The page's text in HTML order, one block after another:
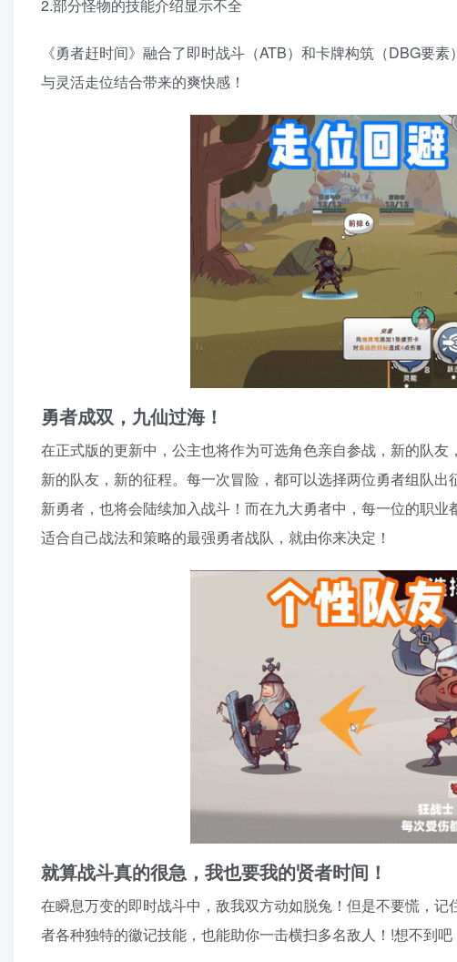
2.部分怪物的技能介绍显示不全
《勇者赶时间》融合了即时战斗（ATB）和卡牌构筑（DBG要
与灵活走位结合带来的爽快感！
勇者成双，九仙过海！
在正式版的更新中，公主也将作为可选角色亲自参战，新的队友
新的队友，新的征程。每一次冒险，都可以选择两位勇者组队出
新勇者，也将会陆续加入战斗！而在九大勇者中，每一位的职
适合自己战法和策略的最强勇者战队，就由你来决定！
就算战斗真的很急，我也要我的贤者时间！
在瞬息万变的即时战斗中，敌我双方动如脱兔！但是不要慌，
者各种独特的徽记技能，也能助你一击横扫多名敌人！!想不到